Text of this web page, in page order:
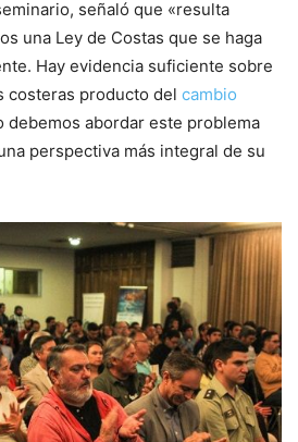
señaló que «resulta
una Ley de Costas que se haga
Hay evidencia suficiente sobre
costeras producto del cambio
debemos abordar este problema
perspectiva más integral de su